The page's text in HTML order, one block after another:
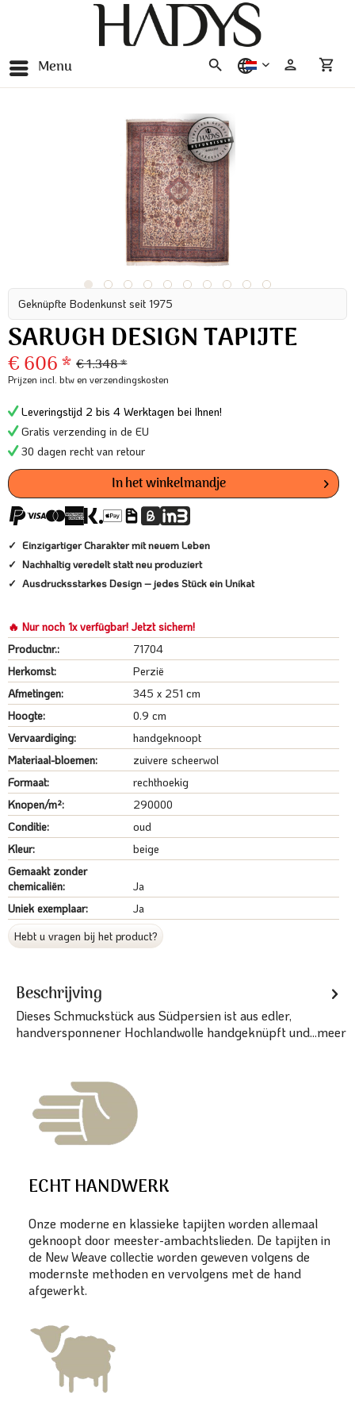
Menu nederlands
Geknüpfte Bodenkunst seit 1975
SARUGH DESIGN TAPIJTE
€ 606 * € 1.348 *
Prijzen incl. btwen verzendingskosten
Leveringstijd 2 bis 4 Werktagen bei Ihnen!
Gratis verzending in de EU
30 dagen recht van retour
In het winkelmandje
Einzigartiger Charakter mit neuem Leben
Nachhaltig veredelt statt neu produziert
Ausdrucksstarkes Design – jedes Stück ein Unikat
🔥 Nur noch 1x verfügbar! Jetzt sichern!
Productnr.:
71704
Herkomst:
Perzië
Afmetingen:
345 x 251 cm
Hoogte:
0.9 cm
Vervaardiging:
handgeknoopt
Materiaal-bloemen:
zuivere scheerwol
Formaat:
rechthoekig
Knopen/m²:
290000
Conditie:
oud
Kleur:
beige
Gemaakt zonder
chemicaliën:
Ja
Uniek exemplaar:
Ja
Hebt u vragen bij het product?
Beschrijving
Dieses Schmuckstück aus Südpersien ist aus edler,
handversponnener Hochlandwolle handgeknüpft und...meer
ECHT HANDWERK
Onze moderne en klassieke tapijten worden allemaal
geknoopt door meester-ambachtslieden. De tapijten in
de New Weave collectie worden geweven volgens de
modernste methoden en vervolgens met de hand
afgewerkt.